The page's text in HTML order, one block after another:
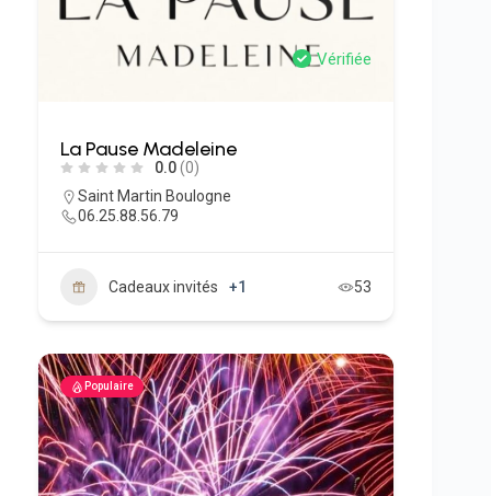
Vérifiée
La Pause Madeleine
0.0(0)
Saint Martin Boulogne
06.25.88.56.79
Cadeaux invités +1 53
Populaire